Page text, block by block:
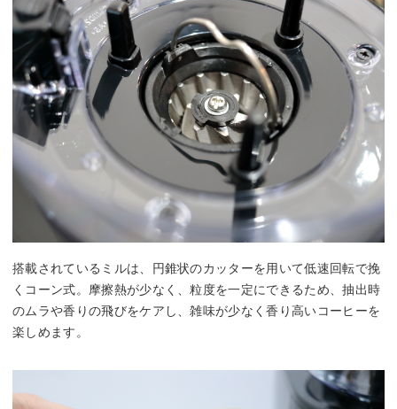
搭載されているミルは、円錐状のカッターを用いて低速回転で挽
くコーン式。摩擦熱が少なく、粒度を一定にできるため、抽出時
のムラや香りの飛びをケアし、雑味が少なく香り高いコーヒーを
楽しめます。